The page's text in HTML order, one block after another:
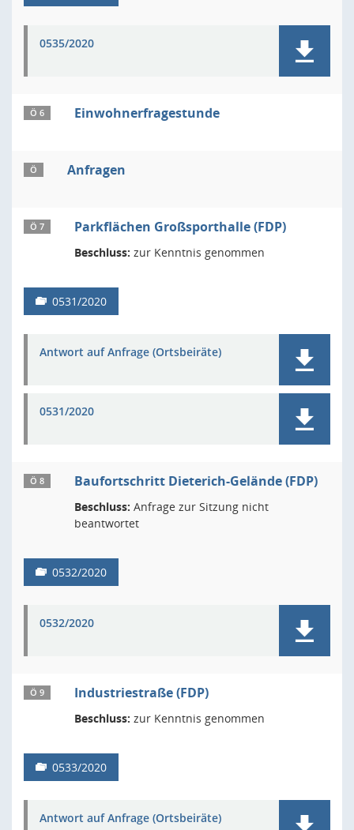
0535/2020
Ö 6 Einwohnerfragestunde
Ö Anfragen
Ö 7 Parkflächen Großsporthalle (FDP)
Beschluss: zur Kenntnis genommen
0531/2020
Antwort auf Anfrage (Ortsbeiräte)
0531/2020
Ö 8 Baufortschritt Dieterich-Gelände (FDP)
Beschluss: Anfrage zur Sitzung nicht
beantwortet
0532/2020
0532/2020
Ö 9 Industriestraße (FDP)
Beschluss: zur Kenntnis genommen
0533/2020
Antwort auf Anfrage (Ortsbeiräte)